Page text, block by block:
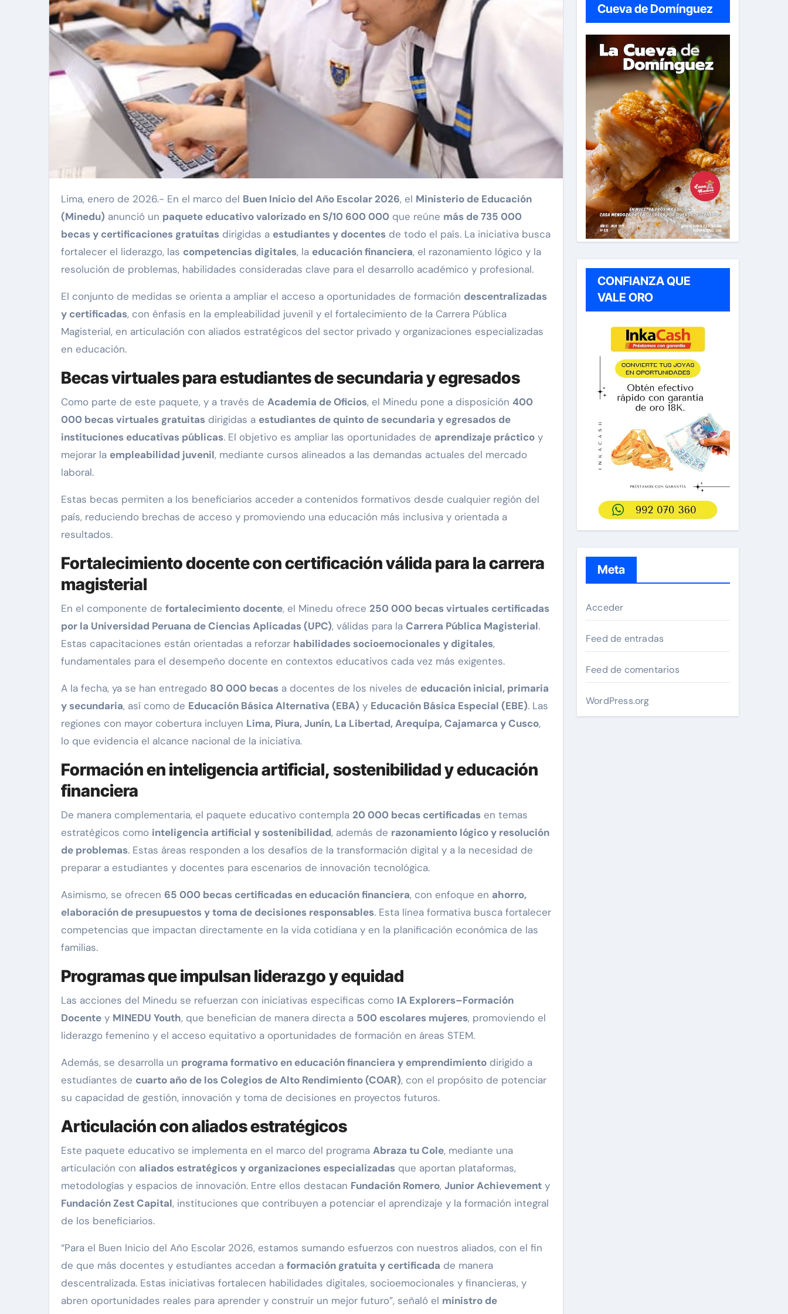
Lima, enero de 2026.- En el marco del Buen Inicio del Año Escolar 2026, el Ministerio de Educación
(Minedu) anunció un paquete educativo valorizado en S/10 600 000 que reúne más de 735 000
becas y certificaciones gratuitas dirigidas a estudiantes y docentes de todo el país. La iniciativa busca
fortalecer el liderazgo, las competencias digitales, la educación financiera, el razonamiento lógico y la
resolución de problemas, habilidades consideradas clave para el desarrollo académico y profesional.
El conjunto de medidas se orienta a ampliar el acceso a oportunidades de formación descentralizadas
y certificadas, con énfasis en la empleabilidad juvenil y el fortalecimiento de la Carrera Pública
Magisterial, en articulación con aliados estratégicos del sector privado y organizaciones especializadas
en educación.
Becas virtuales para estudiantes de secundaria y egresados
Como parte de este paquete, y a través de Academia de Oficios, el Minedu pone a disposición 400
000 becas virtuales gratuitas dirigidas a estudiantes de quinto de secundaria y egresados de
instituciones educativas públicas. El objetivo es ampliar las oportunidades de aprendizaje práctico y
mejorar la empleabilidad juvenil, mediante cursos alineados a las demandas actuales del mercado
laboral.
Estas becas permiten a los beneficiarios acceder a contenidos formativos desde cualquier región del
país, reduciendo brechas de acceso y promoviendo una educación más inclusiva y orientada a
resultados.
Fortalecimiento docente con certificación válida para la carrera
magisterial
En el componente de fortalecimiento docente, el Minedu ofrece 250 000 becas virtuales certificadas
por la Universidad Peruana de Ciencias Aplicadas (UPC), válidas para la Carrera Pública Magisterial.
Estas capacitaciones están orientadas a reforzar habilidades socioemocionales y digitales,
fundamentales para el desempeño docente en contextos educativos cada vez más exigentes.
A la fecha, ya se han entregado 80 000 becas a docentes de los niveles de educación inicial, primaria
y secundaria, así como de Educación Básica Alternativa (EBA) y Educación Básica Especial (EBE). Las
regiones con mayor cobertura incluyen Lima, Piura, Junín, La Libertad, Arequipa, Cajamarca y Cusco,
lo que evidencia el alcance nacional de la iniciativa.
Formación en inteligencia artificial, sostenibilidad y educación
financiera
De manera complementaria, el paquete educativo contempla 20 000 becas certificadas en temas
estratégicos como inteligencia artificial y sostenibilidad, además de razonamiento lógico y resolución
de problemas. Estas áreas responden a los desafíos de la transformación digital y a la necesidad de
preparar a estudiantes y docentes para escenarios de innovación tecnológica.
Asimismo, se ofrecen 65 000 becas certificadas en educación financiera, con enfoque en ahorro,
elaboración de presupuestos y toma de decisiones responsables. Esta línea formativa busca fortalecer
competencias que impactan directamente en la vida cotidiana y en la planificación económica de las
familias.
Programas que impulsan liderazgo y equidad
Las acciones del Minedu se refuerzan con iniciativas específicas como IA Explorers–Formación
Docente y MINEDU Youth, que benefician de manera directa a 500 escolares mujeres, promoviendo el
liderazgo femenino y el acceso equitativo a oportunidades de formación en áreas STEM.
Además, se desarrolla un programa formativo en educación financiera y emprendimiento dirigido a
estudiantes de cuarto año de los Colegios de Alto Rendimiento (COAR), con el propósito de potenciar
su capacidad de gestión, innovación y toma de decisiones en proyectos futuros.
Articulación con aliados estratégicos
Este paquete educativo se implementa en el marco del programa Abraza tu Cole, mediante una
articulación con aliados estratégicos y organizaciones especializadas que aportan plataformas,
metodologías y espacios de innovación. Entre ellos destacan Fundación Romero, Junior Achievement y
Fundación Zest Capital, instituciones que contribuyen a potenciar el aprendizaje y la formación integral
de los beneficiarios.
“Para el Buen Inicio del Año Escolar 2026, estamos sumando esfuerzos con nuestros aliados, con el fin
de que más docentes y estudiantes accedan a formación gratuita y certificada de manera
descentralizada. Estas iniciativas fortalecen habilidades digitales, socioemocionales y financieras, y
abren oportunidades reales para aprender y construir un mejor futuro”, señaló el ministro de
Cueva de Domínguez
CONFIANZA QUE
VALE ORO
Meta
Acceder
Feed de entradas
Feed de comentarios
WordPress.org